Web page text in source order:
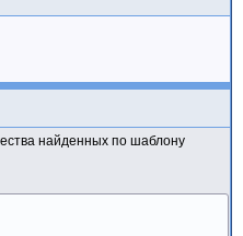
найденных по шаблону